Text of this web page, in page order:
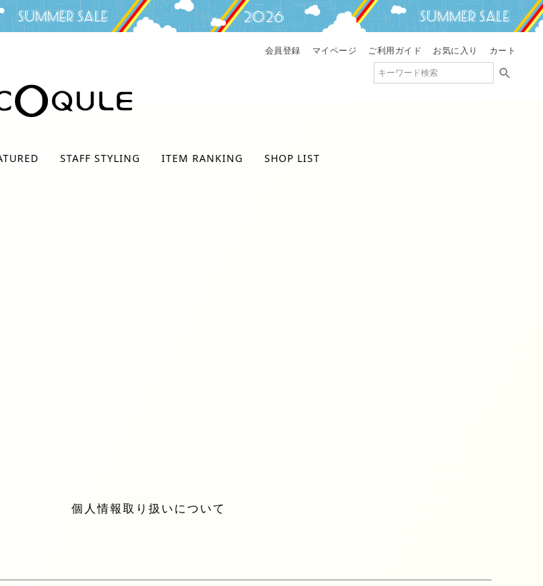
会員登録 マイページ ご利用ガイド お気に入り カート
STAFF STYLING ITEM RANKING SHOP LIST
個人情報取り扱いについて